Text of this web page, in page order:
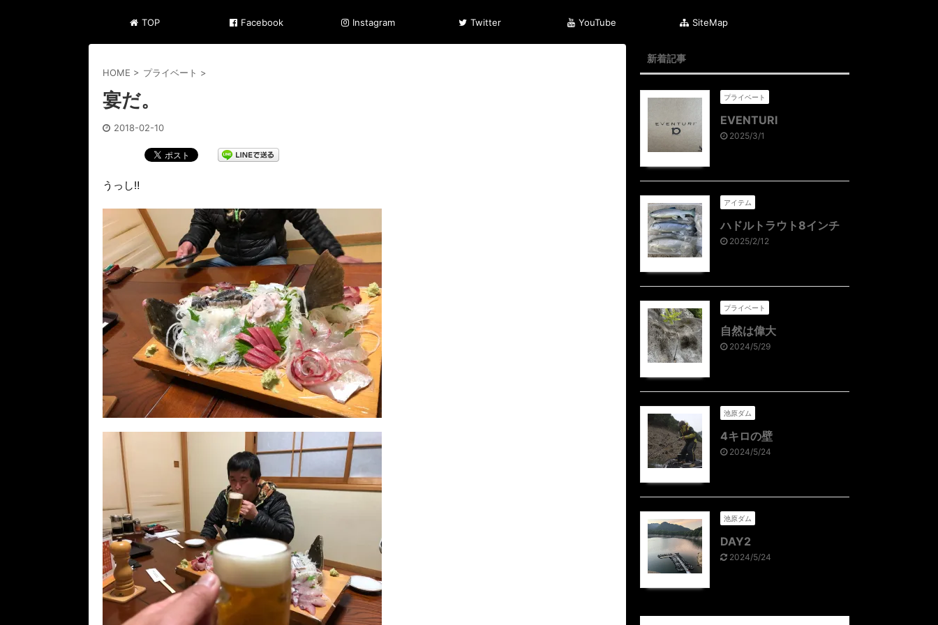
TOP Facebook Instagram Twitter YouTube SiteMap
HOME > プライベート >
宴だ。
2018-02-10
うっし‼️
新着記事
プライベート
EVENTURI
2025/3/1
アイテム
ハドルトラウト8インチ
2025/2/12
プライベート
自然は偉大
2024/5/29
池原ダム
4キロの壁
2024/5/24
池原ダム
DAY2
2024/5/24